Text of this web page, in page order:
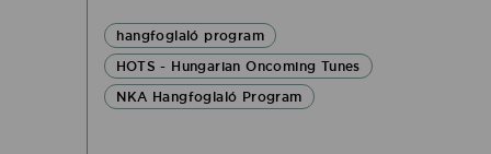
hangfoglaló program
HOTS - Hungarian Oncoming Tunes
NKA Hangfoglaló Program